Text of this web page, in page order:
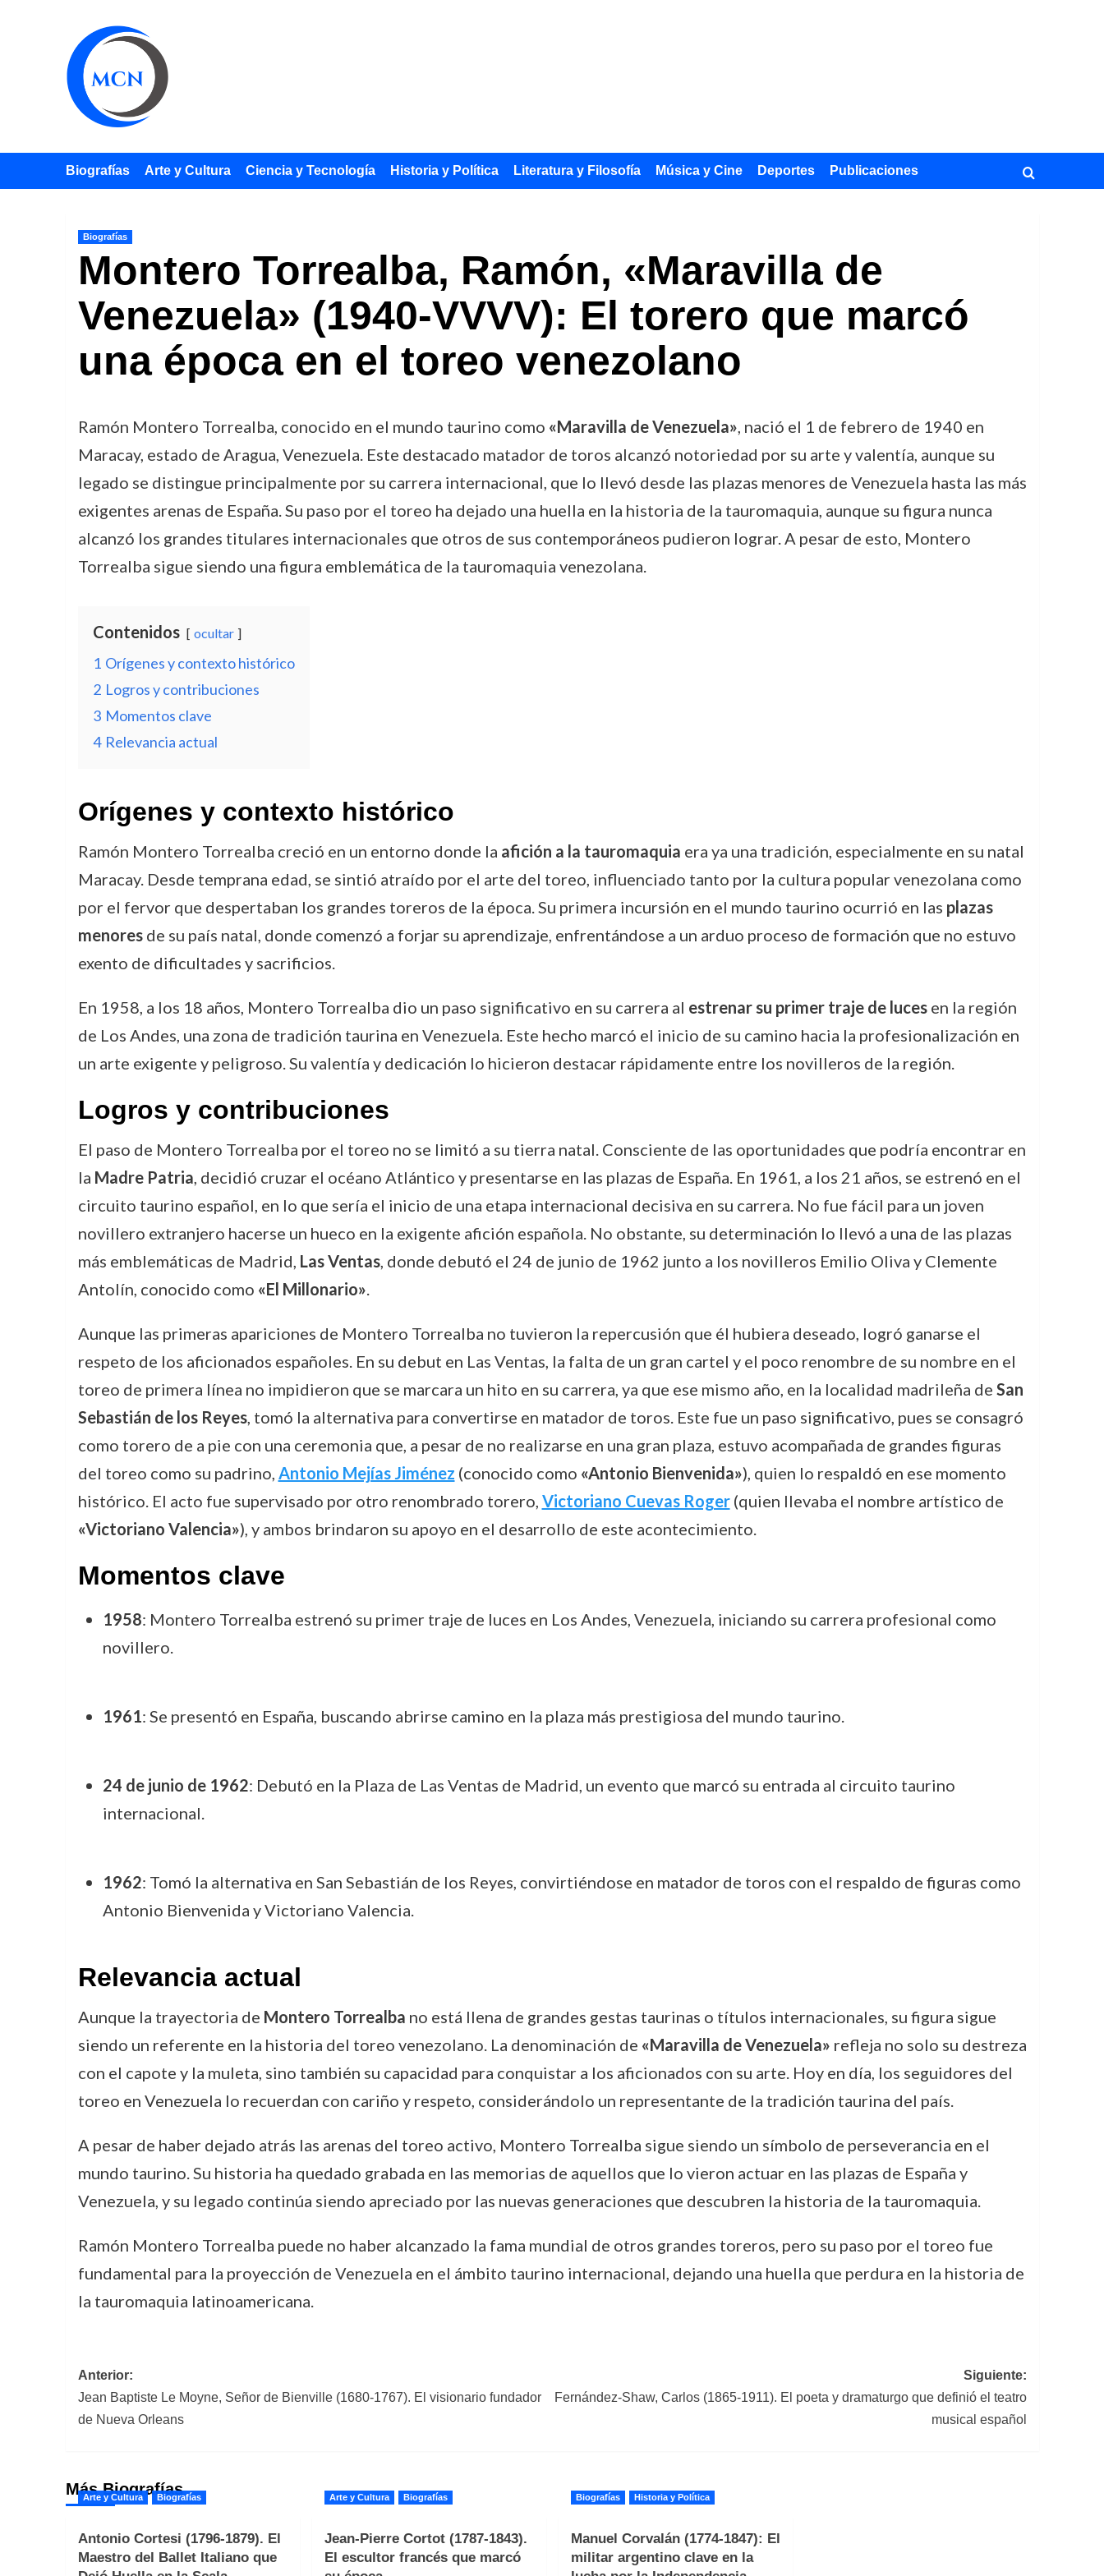
Biografías Arte y Cultura Ciencia y Tecnología Historia y Política Literatura y Filosofía Música y Cine Deportes Publicaciones
Biografías
Montero Torrealba, Ramón, «Maravilla de
Venezuela» (1940-VVVV): El torero que marcó
una época en el toreo venezolano
Ramón Montero Torrealba, conocido en el mundo taurino como «Maravilla de Venezuela», nació el 1 de febrero de 1940 en
Maracay, estado de Aragua, Venezuela. Este destacado matador de toros alcanzó notoriedad por su arte y valentía, aunque su
legado se distingue principalmente por su carrera internacional, que lo llevó desde las plazas menores de Venezuela hasta las más
exigentes arenas de España. Su paso por el toreo ha dejado una huella en la historia de la tauromaquia, aunque su figura nunca
alcanzó los grandes titulares internacionales que otros de sus contemporáneos pudieron lograr. A pesar de esto, Montero
Torrealba sigue siendo una figura emblemática de la tauromaquia venezolana.
Contenidos ocultar
1 Orígenes y contexto histórico
2 Logros y contribuciones
3 Momentos clave
4 Relevancia actual
Orígenes y contexto histórico
Ramón Montero Torrealba creció en un entorno donde la afición a la tauromaquia era ya una tradición, especialmente en su natal
Maracay. Desde temprana edad, se sintió atraído por el arte del toreo, influenciado tanto por la cultura popular venezolana como
por el fervor que despertaban los grandes toreros de la época. Su primera incursión en el mundo taurino ocurrió en las plazas
menoresde su país natal, donde comenzó a forjar su aprendizaje, enfrentándose a un arduo proceso de formación que no estuvo
exento de dificultades y sacrificios.
En 1958, a los 18 años, Montero Torrealba dio un paso significativo en su carrera al estrenar su primer traje de lucesen la región
de Los Andes, una zona de tradición taurina en Venezuela. Este hecho marcó el inicio de su camino hacia la profesionalización en
un arte exigente y peligroso. Su valentía y dedicación lo hicieron destacar rápidamente entre los novilleros de la región.
Logros y contribuciones
El paso de Montero Torrealba por el toreo no se limitó a su tierra natal. Consciente de las oportunidades que podría encontrar en
la Madre Patria, decidió cruzar el océano Atlántico y presentarse en las plazas de España. En 1961, a los 21 años, se estrenó en el
circuito taurino español, en lo que sería el inicio de una etapa internacional decisiva en su carrera. No fue fácil para un joven
novillero extranjero hacerse un hueco en la exigente afición española. No obstante, su determinación lo llevó a una de las plazas
más emblemáticas de Madrid, Las Ventas, donde debutó el 24 de junio de 1962 junto a los novilleros Emilio Oliva y Clemente
Antolín, conocido como «El Millonario».
Aunque las primeras apariciones de Montero Torrealba no tuvieron la repercusión que él hubiera deseado, logró ganarse el
respeto de los aficionados españoles. En su debut en Las Ventas, la falta de un gran cartel y el poco renombre de su nombre en el
toreo de primera línea no impidieron que se marcara un hito en su carrera, ya que ese mismo año, en la localidad madrileña de San
Sebastián de los Reyes, tomó la alternativa para convertirse en matador de toros. Este fue un paso significativo, pues se consagró
como torero de a pie con una ceremonia que, a pesar de no realizarse en una gran plaza, estuvo acompañada de grandes figuras
del toreo como su padrino, Antonio Mejías Jiménez (conocido como «Antonio Bienvenida»), quien lo respaldó en ese momento
histórico. El acto fue supervisado por otro renombrado torero, Victoriano Cuevas Roger(quien llevaba el nombre artístico de
«Victoriano Valencia»), y ambos brindaron su apoyo en el desarrollo de este acontecimiento.
Momentos clave
1958: Montero Torrealba estrenó su primer traje de luces en Los Andes, Venezuela, iniciando su carrera profesional como
novillero.
1961: Se presentó en España, buscando abrirse camino en la plaza más prestigiosa del mundo taurino.
24 de junio de 1962: Debutó en la Plaza de Las Ventas de Madrid, un evento que marcó su entrada al circuito taurino
internacional.
1962: Tomó la alternativa en San Sebastián de los Reyes, convirtiéndose en matador de toros con el respaldo de figuras como
Antonio Bienvenida y Victoriano Valencia.
Relevancia actual
Aunque la trayectoria de Montero Torrealba no está llena de grandes gestas taurinas o títulos internacionales, su figura sigue
siendo un referente en la historia del toreo venezolano. La denominación de «Maravilla de Venezuela» refleja no solo su destreza
con el capote y la muleta, sino también su capacidad para conquistar a los aficionados con su arte. Hoy en día, los seguidores del
toreo en Venezuela lo recuerdan con cariño y respeto, considerándolo un representante de la tradición taurina del país.
A pesar de haber dejado atrás las arenas del toreo activo, Montero Torrealba sigue siendo un símbolo de perseverancia en el
mundo taurino. Su historia ha quedado grabada en las memorias de aquellos que lo vieron actuar en las plazas de España y
Venezuela, y su legado continúa siendo apreciado por las nuevas generaciones que descubren la historia de la tauromaquia.
Ramón Montero Torrealba puede no haber alcanzado la fama mundial de otros grandes toreros, pero su paso por el toreo fue
fundamental para la proyección de Venezuela en el ámbito taurino internacional, dejando una huella que perdura en la historia de
la tauromaquia latinoamericana.
Navegación
de
Anterior:
Jean Baptiste Le Moyne, Señor de Bienville (1680-1767). El visionario fundador
de Nueva Orleans
Siguiente:
Fernández-Shaw, Carlos (1865-1911). El poeta y dramaturgo que definió el teatro
musical español
Más Biografías
Arte y Cultura Biografías
Antonio Cortesi (1796-1879). El
Maestro del Ballet Italiano que
Arte y Cultura Biografías
Jean-Pierre Cortot (1787-1843).
El escultor francés que marcó
Biografías Historia y Política
Manuel Corvalán (1774-1847): El
militar argentino clave en la